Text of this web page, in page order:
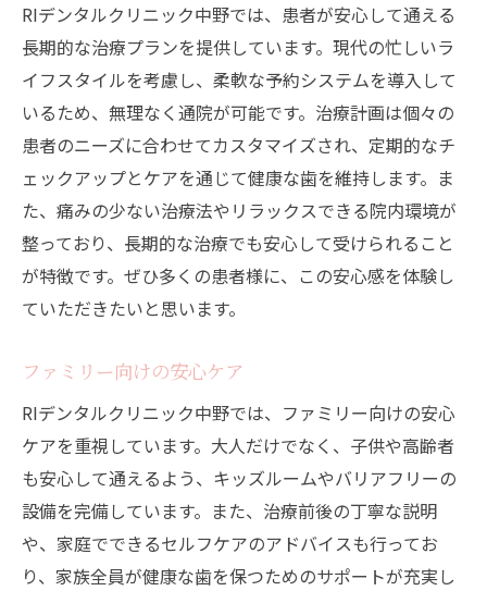
RIデンタルクリニック中野では、患者が安心して通える
長期的な治療プランを提供しています。現代の忙しいラ
イフスタイルを考慮し、柔軟な予約システムを導入して
いるため、無理なく通院が可能です。治療計画は個々の
患者のニーズに合わせてカスタマイズされ、定期的なチ
ェックアップとケアを通じて健康な歯を維持します。ま
た、痛みの少ない治療法やリラックスできる院内環境が
整っており、長期的な治療でも安心して受けられること
が特徴です。ぜひ多くの患者様に、この安心感を体験し
ていただきたいと思います。
ファミリー向けの安心ケア
RIデンタルクリニック中野では、ファミリー向けの安心
ケアを重視しています。大人だけでなく、子供や高齢者
も安心して通えるよう、キッズルームやバリアフリーの
設備を完備しています。また、治療前後の丁寧な説明
や、家庭でできるセルフケアのアドバイスも行ってお
り、家族全員が健康な歯を保つためのサポートが充実し